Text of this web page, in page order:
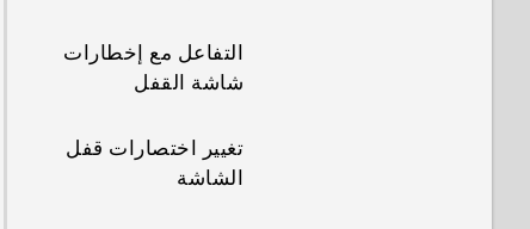
التفاعل مع إخطارات
شاشة القفل
تغيير اختصارات قفل
الشاشة